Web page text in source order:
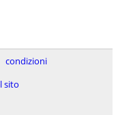
condizioni
sito